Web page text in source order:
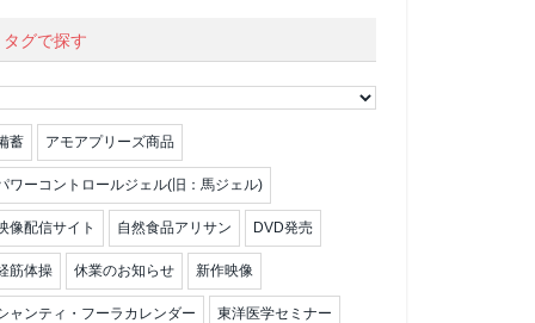
タグで探す
蓄 アモアプリーズ商品
ワーコントロールジェル(旧：馬ジェル)
像配信サイト 自然食品アリサン DVD発売
筋体操 休業のお知らせ 新作映像
ャンティ・フーラカレンダー 東洋医学セミナー